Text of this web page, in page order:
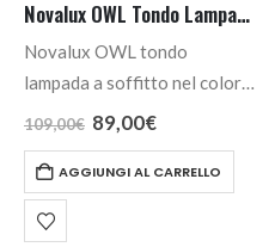
Novalux OWL Tondo Lampada Soffitto
Novalux OWL tondo
lampada a soffitto nel colore
bianco; LED integrato
(luce calda) + alimentatore
incluso.
109,00€ Il
prezzo
originale
era:
109,00€.
89,00€Il
attuale
è:
89,00€.
AGGIUNGI AL CARRELLO